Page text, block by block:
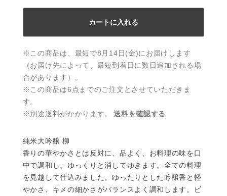
カートに入れる
※この商品は、最短で8月14日(金)にお届けします
（お届け先によって、最短到着日に数日追加される場
合があります）。
※この商品は6点までのご注文とさせていただきま
す。
※別途送料がかかります。
送料を確認する
純米大吟醸 柳
香りの華やかさとは反対に、品よく、お料理の味を口
中で調和し、ゆっくりと消してゆきます。全ての料理
を見越して仕込みました。ゆったりとした吟醸香と軽
やかさ、キメの細かさがバランスよく調和します。ビ